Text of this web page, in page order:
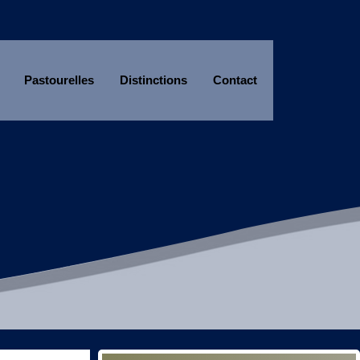
Pastourelles Distinctions Contact
Année
Mois
Année
Mois